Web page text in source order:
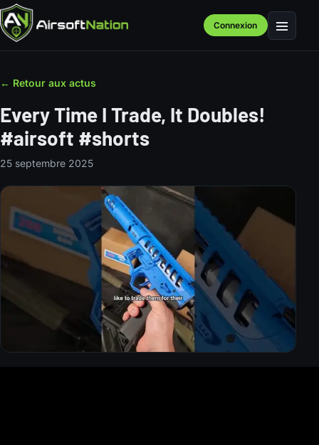
Connexion Menu
← Retour aux actus
Every Time I Trade, It Doubles!
#airsoft #shorts
25 septembre 2025